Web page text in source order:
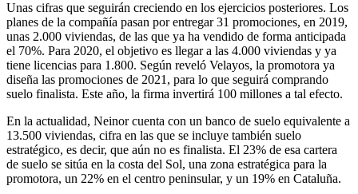
Unas cifras que seguirán creciendo en los ejercicios posteriores. Los
planes de la compañía pasan por entregar 31 promociones, en 2019,
unas 2.000 viviendas, de las que ya ha vendido de forma anticipada
el 70%. Para 2020, el objetivo es llegar a las 4.000 viviendas y ya
tiene licencias para 1.800. Según reveló Velayos, la promotora ya
diseña las promociones de 2021, para lo que seguirá comprando
suelo finalista. Este año, la firma invertirá 100 millones a tal efecto.
En la actualidad, Neinor cuenta con un banco de suelo equivalente a
13.500 viviendas, cifra en las que se incluye también suelo
estratégico, es decir, que aún no es finalista. El 23% de esa cartera
de suelo se sitúa en la costa del Sol, una zona estratégica para la
promotora, un 22% en el centro peninsular, y un 19% en Cataluña.